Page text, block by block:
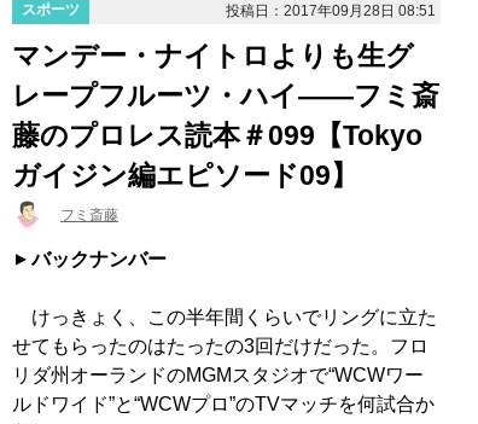
スポーツ
投稿日：2017年09月28日 08:51
マンデー・ナイトロよりも生グ
レープフルーツ・ハイ――フミ斎
藤のプロレス読本＃099【Tokyo
ガイジン編エピソード09】
フミ斎藤
バックナンバー
けっきょく、この半年間くらいでリングに立た
せてもらったのはたったの3回だけだった。フロ
リダ州オーランドのMGMスタジオで“WCWワー
ルドワイド”と“WCWプロ”のTVマッチを何試合か